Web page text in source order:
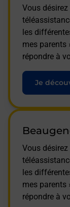
Vous
les
mes parents
répondre à
Je
Vous
les
mes parents
répondre à